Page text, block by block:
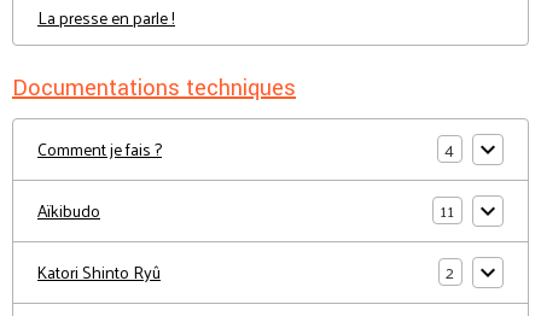
La presse en parle !
Documentations techniques
Comment je fais ? 4
Aïkibudo 11
Katori Shinto Ryû 2